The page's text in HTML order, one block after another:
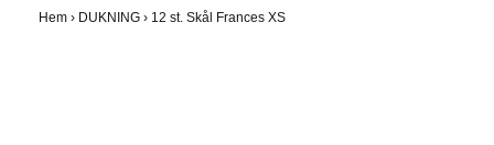
Hem › DUKNING › 12 st. Skål Frances XS